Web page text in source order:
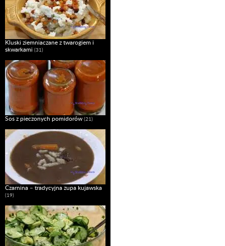
Kluski ziemniaczane z twarogiem i
skwarkami (31)
Sos z pieczonych pomidorów (21)
Czarnina – tradycyjna zupa kujawska
(19)